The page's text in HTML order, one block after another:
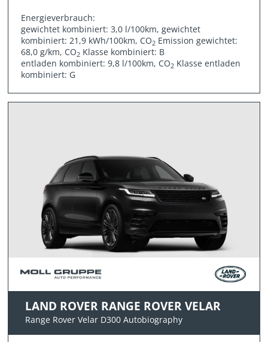
Energieverbrauch:
gewichtet kombiniert: 3,0 l/100km, gewichtet
kombiniert: 21,9 kWh/100km, CO2 Emission gewichtet:
68,0 g/km, CO2 Klasse kombiniert: B
entladen kombiniert: 9,8 l/100km, CO2 Klasse entladen
kombiniert: G
LAND ROVER RANGE ROVER VELAR
Range Rover Velar D300 Autobiography